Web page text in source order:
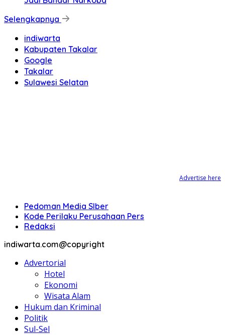
Selengkapnya
indiwarta
Kabupaten Takalar
Google
Takalar
Sulawesi Selatan
Advertise here
Pedoman Media SIber
Kode Perilaku Perusahaan Pers
Redaksi
indiwarta.com@copyright
Advertorial
Hotel
Ekonomi
Wisata Alam
Hukum dan Kriminal
Politik
Sul-Sel